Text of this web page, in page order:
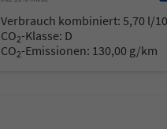
Verbrauch kombiniert:5,70 l/
CO2-Klasse: D
CO2-Emissionen: 130,00 g/km